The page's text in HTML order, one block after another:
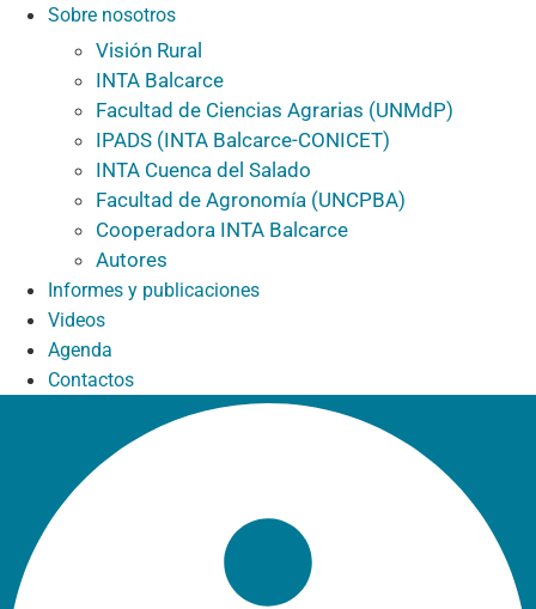
Sobre nosotros
Visión Rural
INTA Balcarce
Facultad de Ciencias Agrarias (UNMdP)
IPADS (INTA Balcarce-CONICET)
INTA Cuenca del Salado
Facultad de Agronomía (UNCPBA)
Cooperadora INTA Balcarce
Autores
Informes y publicaciones
Videos
Agenda
Contactos